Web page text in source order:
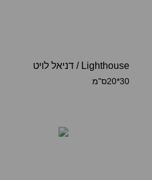
Lighthouse
/ דניאל לויט
30*20ס"מ